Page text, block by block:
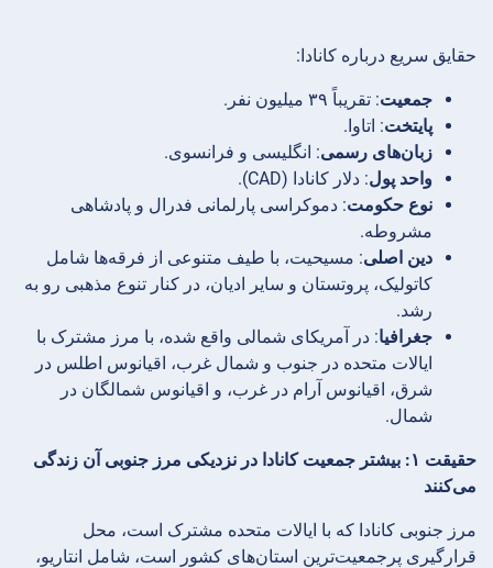
حقایق سریع درباره کانادا:
جمعیت: تقریباً ۳۹ میلیون نفر.
پایتخت: اتاوا.
زبان‌های رسمی: انگلیسی و فرانسوی.
واحد پول: دلار کانادا (CAD).
نوع حکومت: دموکراسی پارلمانی فدرال و پادشاهی
مشروطه.
دین اصلی: مسیحیت، با طیف متنوعی از فرقه‌ها شامل
کاتولیک، پروتستان و سایر ادیان، در کنار تنوع مذهبی رو به
رشد.
جغرافیا: در آمریکای شمالی واقع شده، با مرز مشترک با
ایالات متحده در جنوب و شمال غرب، اقیانوس اطلس در
شرق، اقیانوس آرام در غرب، و اقیانوس شمالگان در
شمال.
حقیقت ۱: بیشتر جمعیت کانادا در نزدیکی مرز جنوبی آن زندگی
می‌کنند
مرز جنوبی کانادا که با ایالات متحده مشترک است، محل
قرارگیری پرجمعیت‌ترین استان‌های کشور است، شامل انتاریو،